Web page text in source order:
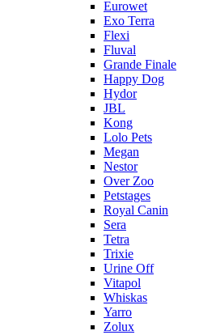
Eurowet
Exo Terra
Flexi
Fluval
Grande Finale
Happy Dog
Hydor
JBL
Kong
Lolo Pets
Megan
Nestor
Over Zoo
Petstages
Royal Canin
Sera
Tetra
Trixie
Urine Off
Vitapol
Whiskas
Yarro
Zolux